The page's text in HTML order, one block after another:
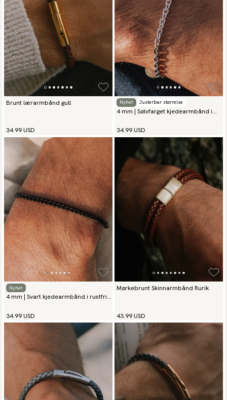
Brunt lærarmbånd gull
34.99 USD
Nyhet Justerbar størrelse
4 mm | Sølvfarget kjedearmbånd i
34.99 USD
Nyhet
4 mm | Svart kjedearmbånd i rustfritt
34.99 USD
Mørkebrunt Skinnarmbånd Rurik
43.99 USD